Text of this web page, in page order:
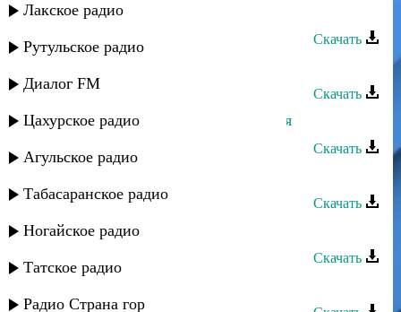
Лакское радио
Рутульское радио
Диалог FM
Цахурское радио
Агульское радио
Табасаранское радио
Ногайское радио
Татское радио
Радио Страна гор
Лейла Алиева - Расставание
Скачать
Скачать
Лейла Алиева - Армянская быстрая
Скачать
Скачать
Лейла Алиева - Любовь не шутка
Скачать